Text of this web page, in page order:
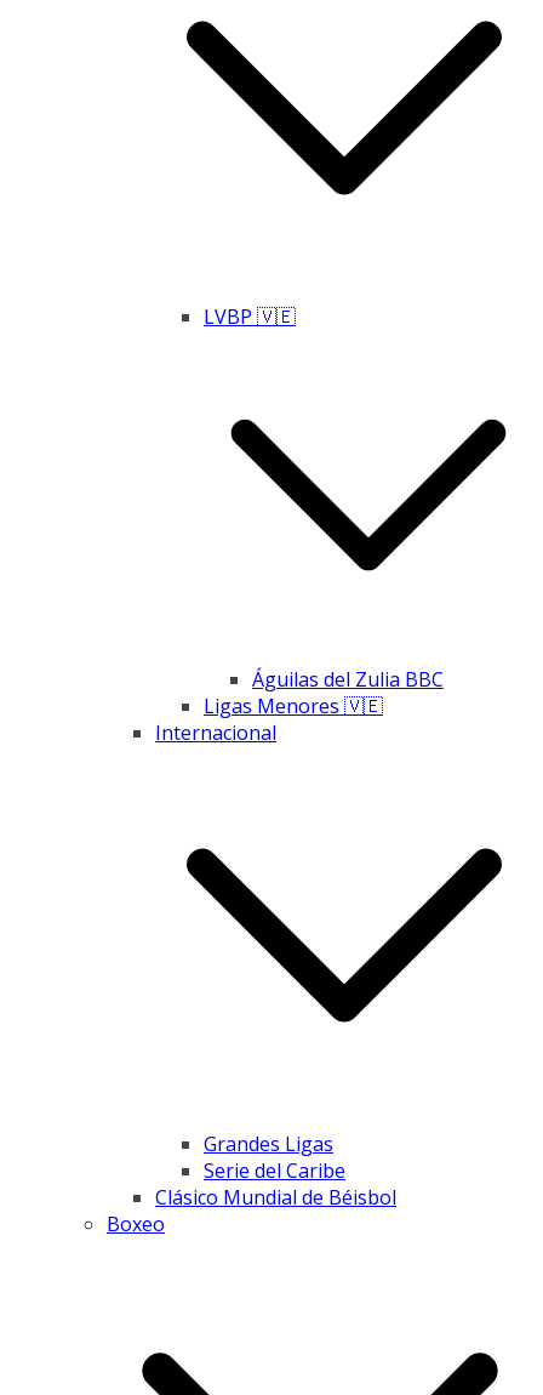
LVBP 🇻🇪
Águilas del Zulia BBC
Ligas Menores 🇻🇪
Internacional
Grandes Ligas
Serie del Caribe
Clásico Mundial de Béisbol
Boxeo